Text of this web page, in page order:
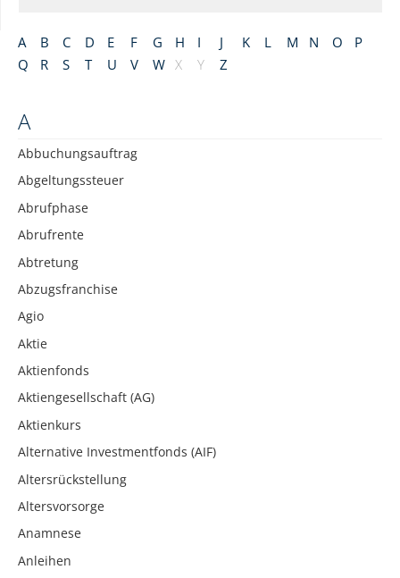
A B C D E F G H I J K L M N O
P
Q
R S T U V W X Y Z
A
Abbuchungsauftrag
Abgeltungssteuer
Abrufphase
Abrufrente
Abtretung
Abzugsfranchise
Agio
Aktie
Aktienfonds
Aktiengesellschaft (AG)
Aktienkurs
Alternative Investmentfonds (AIF)
Altersrückstellung
Altersvorsorge
Anamnese
Anleihen